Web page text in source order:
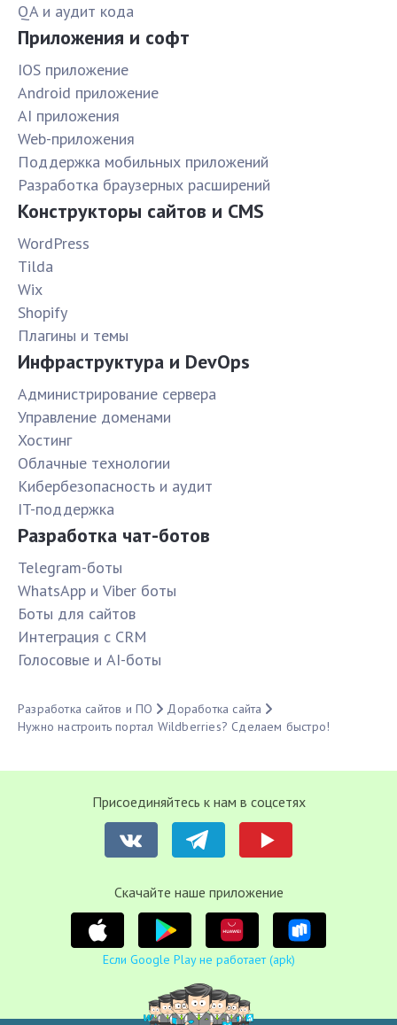
QA и аудит кода
Приложения и софт
IOS приложение
Android приложение
AI приложения
Web-приложения
Поддержка мобильных приложений
Разработка браузерных расширений
Конструкторы сайтов и CMS
WordPress
Tilda
Wix
Shopify
Плагины и темы
Инфраструктура и DevOps
Администрирование сервера
Управление доменами
Хостинг
Облачные технологии
Кибербезопасность и аудит
IT-поддержка
Разработка чат-ботов
Telegram-боты
WhatsApp и Viber боты
Боты для сайтов
Интеграция с CRM
Голосовые и AI-боты
Разработка сайтов и ПО
Доработка сайта
Нужно настроить портал Wildberries? Сделаем быстро!
Присоединяйтесь к нам в соцсетях
Cкачайте наше приложение
Если Google Play не работает (apk)